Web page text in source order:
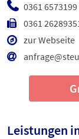
0361 6573199
0361
zur Webseite
Leistungen